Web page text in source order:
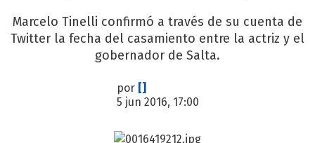
Marcelo Tinelli confirmó a través de su cuenta de
Twitter la fecha del casamiento entre la actriz y el
gobernador de Salta.
por []
5 jun 2016, 17:00